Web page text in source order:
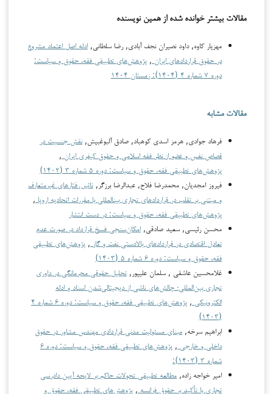
مقالات بیشتر خوانده شده از همین نویسنده
مهزیار کاوه, داود نصیران نجف آبادی, رضا سلطانی, ادله اصل اعتماد مشروع
در حقوق قراردادهای ایران , پژوهش‌های تطبیقی فقه، حقوق و سیاست:
دوره ۷ شماره ۴ (۱۴۰۴): زمستان ۱۴۰۴
مقالات مشابه
فرهاد جوادی, هرمز اسدی کوهباد, صادق آلبوغبیش,نقش جنسیت در
قصاص نفس و عضو از نظر فقه اسلامی و حقوق کیفری ایران ,
پژوهش‌های تطبیقی فقه، حقوق و سیاست: دوره ۵ شماره ۳ (۱۴۰۲)
فیروز امجدیان, محمدرضا فلاح, عبدالرضا برزگر, تاثیر رفتارهای غیرمتعارف
و مبتنی بر تقلب در قراردادهای تجاری بین­المللی با مقررات اتحادیه اروپا ,
پژوهش‌های تطبیقی فقه، حقوق و سیاست: در دست انتشار
محسن رئیسی, سعید صادقی, امکان‌سنجی فسخ قرارداد در صورت عدم
تعادل اقتصادی در قراردادهای بالادستی نفت و گاز , پژوهش‌های تطبیقی
فقه، حقوق و سیاست: دوره ۶ شماره ۵ (۱۴۰۳)
غلامحسین عاشقی , سلمان علیپور, تحلیل حقوقی محرمانگی در داوری
تجاری بین‌المللی؛ چالش‌های ناشی از دیجیتالی‌شدن اسناد و ادله
الکترونیکی ,
پژوهش‌های تطبیقی فقه، حقوق و سیاست: دوره ۶ شماره ۴
(۱۴۰۳)
ابراهیم سرخه, مبنای مسئولیت مدنی قراردادی مهندس مشاور در حقوق
داخلی و خارجی ,
پژوهش‌های تطبیقی فقه، حقوق و سیاست: دوره ۶
شماره ۳ (۱۴۰۳):
امیر خواجه زاده, مطالعه تطبیقی تحولات حاکم بر لایحه آیین دادرسی
تجاری با تأکید بر حقوق فرانسه , پژوهش‌های تطبیقی فقه، حقوق و